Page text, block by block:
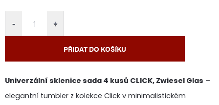
+
−
PŘIDAT DO KOŠÍKU
Univerzální sklenice sada 4 kusů CLICK, Zwiesel Glas –
elegantní tumbler z kolekce Click v minimalistickém